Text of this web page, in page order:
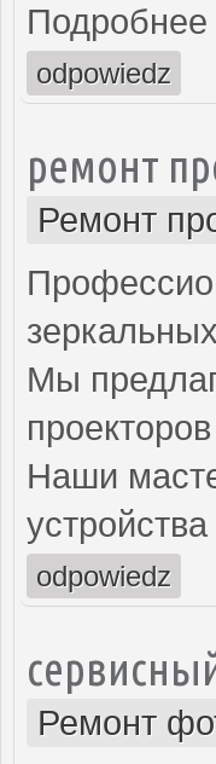
Подробнее
odpowiedz
ремонт
Ремонт
Мы
Наши
odpowiedz
Ремонт